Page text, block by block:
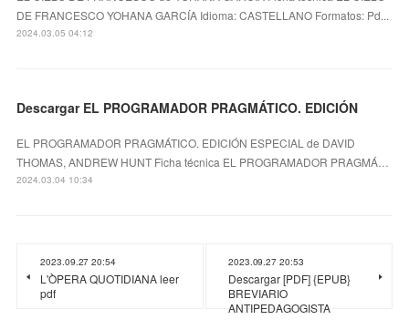
DE FRANCESCO YOHANA GARCÍA Idioma: CASTELLANO Formatos: Pd...
2024.03.05 04:12
Descargar EL PROGRAMADOR PRAGMÁTICO. EDICIÓN
EL PROGRAMADOR PRAGMÁTICO. EDICIÓN ESPECIAL de DAVID
THOMAS, ANDREW HUNT Ficha técnica EL PROGRAMADOR PRAGMÁ…
2024.03.04 10:34
2023.09.27 20:54
L'ÒPERA QUOTIDIANA leer
pdf
2023.09.27 20:53
Descargar [PDF] {EPUB}
BREVIARIO
ANTIPEDAGOGISTA